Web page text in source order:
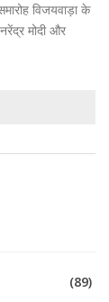
विजयवाड़ा के
मोदी और
(89)